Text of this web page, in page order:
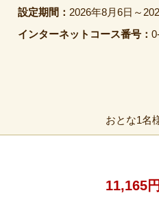
設定期間： 2026年8月6日～
インターネットコース番号：
おとな1名
11,165